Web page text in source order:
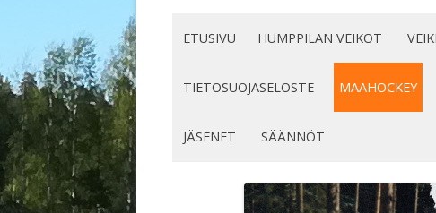
ETUSIVU HUMPPILAN VEIKOT
TIETOSUOJASELOSTE MAAHOCKEY
INDOOR 2019-2020
JÄSENET SÄÄNNÖT